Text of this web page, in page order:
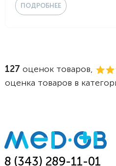
ПОДРОБНЕЕ
127 оценок товаров,
оценка товаров в
8 (343) 289-11-01